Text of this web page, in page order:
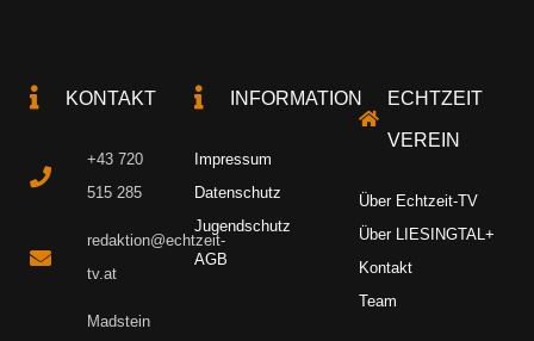
KONTAKT
+43 720
515 285
redaktion@echtzeit-
tv.at
Madstein
INFORMATION
Impressum
Datenschutz
Jugendschutz
AGB
ECHTZEIT
VEREIN
Über Echtzeit-TV
Über LIESINGTAL+
Kontakt
Team